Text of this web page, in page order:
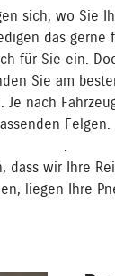
sich, wo Sie
das gerne
für Sie ein.
Sie am
Je nach
.
dass wir Ihre
liegen Ihre